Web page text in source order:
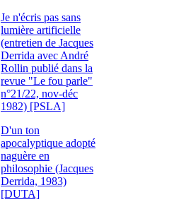
Je n'écris pas sans
lumière artificielle
(entretien de Jacques
Derrida avec André
Rollin publié dans la
revue "Le fou parle"
n°21/22, nov-déc
1982) [PSLA]
D'un ton
apocalyptique adopté
naguère en
philosophie (Jacques
Derrida, 1983)
[DUTA]